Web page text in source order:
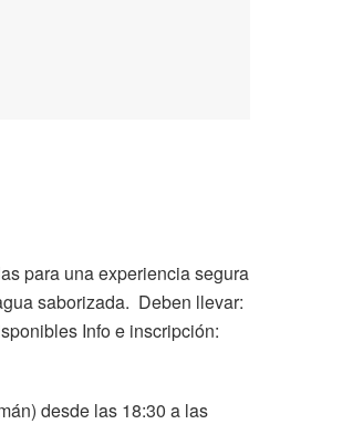
para una experiencia segura
saborizada. Deben llevar:
Info e inscripción:
desde las 18:30 a las